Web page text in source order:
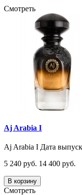
Смотреть
Aj Arabia I
Aj Arabia I Дата
5 240 руб. 14 400 руб.
В корзину
Смотреть